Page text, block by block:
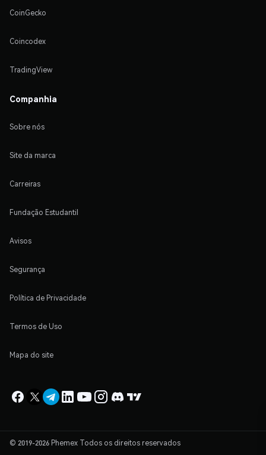
CoinGecko
Coincodex
TradingView
Companhia
Sobre nós
Site da marca
Carreiras
Fundação Estudantil
Avisos
Segurança
Política de Privacidade
Termos de Uso
Mapa do site
© 2019-2026 Phemex Todos os direitos reservados